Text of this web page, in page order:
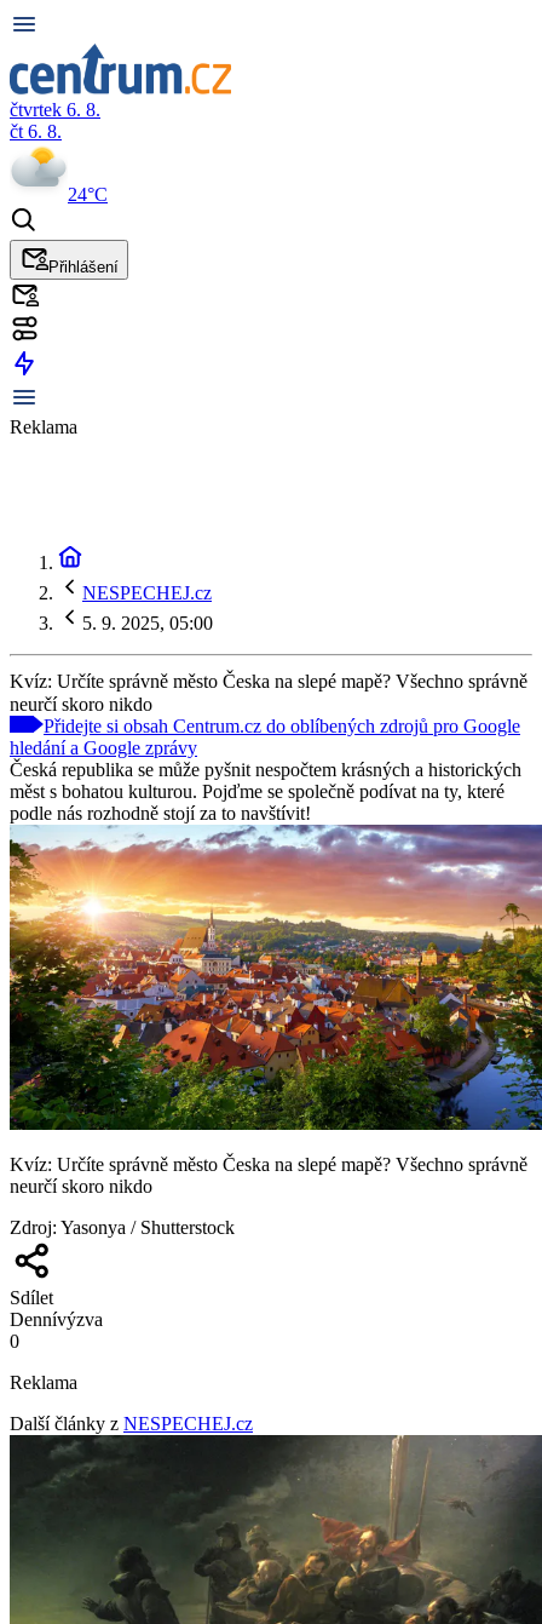
čtvrtek 6. 8.
čt 6. 8.
24°C
Přihlášení
Reklama
NESPECHEJ.cz
5. 9. 2025, 05:00
Kvíz: Určíte správně město Česka na slepé mapě? Všechno správně
neurčí skoro nikdo
Přidejte si obsah Centrum.cz do oblíbených zdrojů pro Google
hledání a Google zprávy
Česká republika se může pyšnit nespočtem krásných a historických
měst s bohatou kulturou. Pojďme se společně podívat na ty, které
podle nás rozhodně stojí za to navštívit!
Kvíz: Určíte správně město Česka na slepé mapě? Všechno správně
neurčí skoro nikdo
Zdroj: Yasonya / Shutterstock
Sdílet
Dennívýzva
0
Reklama
Další články z NESPECHEJ.cz